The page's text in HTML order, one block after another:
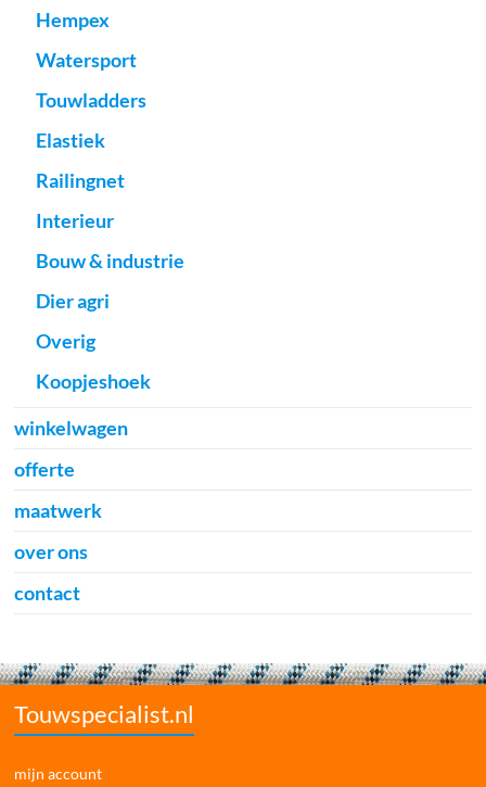
Hempex
Watersport
Touwladders
Elastiek
Railingnet
Interieur
Bouw & industrie
Dier agri
Overig
Koopjeshoek
winkelwagen
offerte
maatwerk
over ons
contact
Touwspecialist.nl
mijn account